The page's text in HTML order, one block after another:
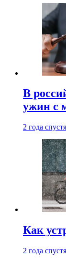
В
ужин с
2 года спустя
Как
2 года спустя